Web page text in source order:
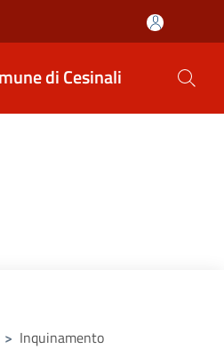
di Cesinali
> Inquinamento